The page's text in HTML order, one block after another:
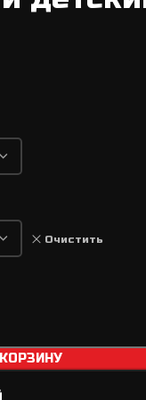
Велосипедные
Велосипедные
Задний
Ремкомплект для
тормозов
Очистить